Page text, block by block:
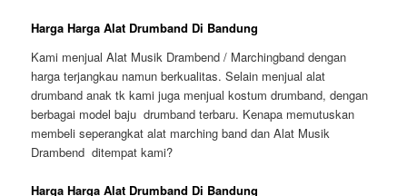
Harga Harga Alat Drumband Di Bandung
Kami menjual Alat Musik Drambend / Marchingband dengan
harga terjangkau namun berkualitas. Selain menjual alat
drumband anak tk kami juga menjual kostum drumband, dengan
berbagai model baju drumband terbaru. Kenapa memutuskan
membeli seperangkat alat marching band dan Alat Musik
Drambend ditempat kami?
Harga Harga Alat Drumband Di Bandung